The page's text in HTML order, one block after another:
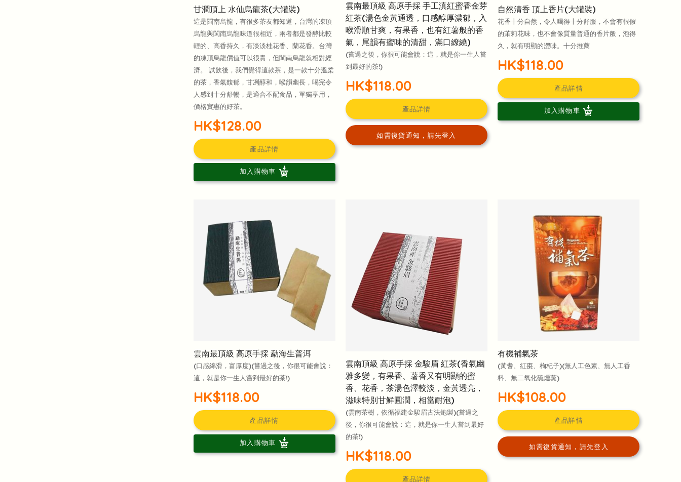
甘潤頂上 水仙烏龍茶(大罐裝)
這是閩南烏龍，有很多茶友都知道，台灣的凍頂
烏龍與閩南烏龍味道很相近，兩者都是發酵比較
輕的、高香持久，有淡淡桂花香、蘭花香。台灣
的凍頂烏龍價值可以很貴，但閩南烏龍就相對經
濟。 試飲後，我們覺得這款茶，是一款十分溫柔
的茶，香氣馥郁，甘冽醇和，喉韻幽長，喝完令
人感到十分舒暢，是適合不配食品，單獨享用，
價格實惠的好茶。
HK$128.00
產品詳情
加入購物車
雲南最頂級 高原手採 手工滇紅蜜香金芽
紅茶(湯色金黃通透，口感醇厚濃郁，入
喉滑順甘爽，有果香，也有紅薯般的香
氣，尾韻有蜜味的清甜，滿口繚繞)
(嘗過之後，你很可能會說：這，就是你一生人嘗
到最好的茶!)
HK$118.00
產品詳情
如需復貨通知，請先登入
自然清香 頂上香片(大罐裝)
花香十分自然，令人喝得十分舒服，不會有很假
的茉莉花味，也不會像質量普通的香片般，泡得
久，就有明顯的澀味。十分推薦
HK$118.00
產品詳情
加入購物車
雲南最頂級 高原手採 勐海生普洱
(口感綿滑，富厚度)(嘗過之後，你很可能會說：
這，就是你一生人嘗到最好的茶!)
HK$118.00
產品詳情
加入購物車
雲南頂級 高原手採 金駿眉 紅茶(香氣幽
雅多變，有果香、薯香又有明顯的蜜
香、花香，茶湯色澤較淡，金黃透亮，
滋味特別甘鮮圓潤，相當耐泡)
(雲南茶樹，依循福建金駿眉古法炮製)(嘗過之
後，你很可能會說：這，就是你一生人嘗到最好
的茶!)
HK$118.00
產品詳情
有機補氣茶
(黃耆、紅棗、枸杞子)(無人工色素、無人工香
料、無二氧化硫燻蒸)
HK$108.00
產品詳情
如需復貨通知，請先登入